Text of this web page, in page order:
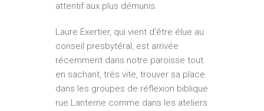
attentif aux plus démunis.
Laure Exertier, qui vient d’être élue au
conseil presbytéral, est arrivée
récemment dans notre paroisse tout
en sachant, très vite, trouver sa place
dans les groupes de réflexion biblique
rue Lanterne comme dans les ateliers